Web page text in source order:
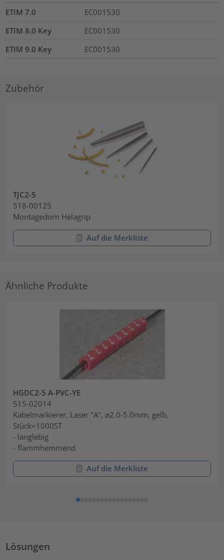
ETIM 7.0
EC001530
ETIM 8.0 Key
EC001530
ETIM 9.0 Key
EC001530
Zubehör
TJC2-5
518-00125
Montagedorn Helagrip
Auf die Merkliste
Ähnliche Produkte
HGDC2-5 A-PVC-YE
515-02014
Kabelmarkierer, Laser "A", ⌀2.0-5.0mm, gelb,
Stück=1000ST
- langlebig
- flammhemmend
Auf die Merkliste
Lösungen